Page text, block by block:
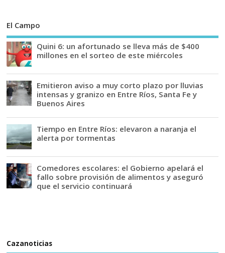
El Campo
Quini 6: un afortunado se lleva más de $400
millones en el sorteo de este miércoles
Emitieron aviso a muy corto plazo por lluvias
intensas y granizo en Entre Ríos, Santa Fe y
Buenos Aires
Tiempo en Entre Ríos: elevaron a naranja el
alerta por tormentas
Comedores escolares: el Gobierno apelará el
fallo sobre provisión de alimentos y aseguró
que el servicio continuará
Cazanoticias